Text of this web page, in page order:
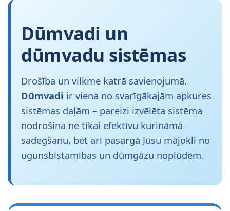
Dūmvadi un
dūmvadu sistēmas
Drošība un vilkme katrā savienojumā.
Dūmvadi ir viena no svarīgākajām apkures
sistēmas daļām – pareizi izvēlēta sistēma
nodrošina ne tikai efektīvu kurināmā
sadegšanu, bet arī pasargā Jūsu mājokli no
ugunsbīstamības un dūmgāzu noplūdēm.